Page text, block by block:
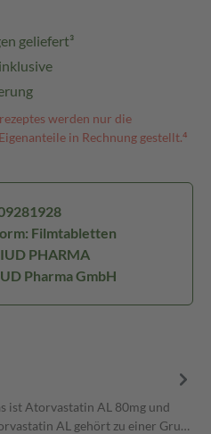
geliefert³
werden nur die
in Rechnung gestellt.⁴
Filmtabletten
PHARMA
Pharma GmbH
ist Atorvastatin AL 80mg und
AL gehört zu einer Gru…